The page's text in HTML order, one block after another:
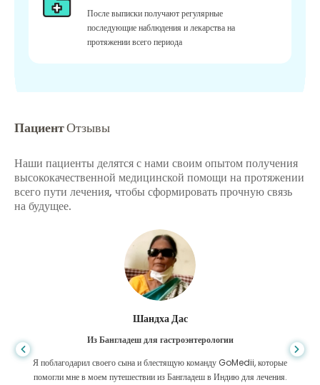
После выписки получают регулярные
последующие наблюдения и лекарства на
протяжении всего периода
ПациентОтзывы
Наши пациенты делятся с нами своим опытом получения
высококачественной медицинской помощи на протяжении
всего пути лечения, чтобы сформировать прочную связь
на будущее.
Шандха Дас
Из Бангладеш для гастроэнтерологии
Я поблагодарил своего сына и блестящую команду GoMedii, которые
помогли мне в моем путешествии из Бангладеш в Индию для лечения.